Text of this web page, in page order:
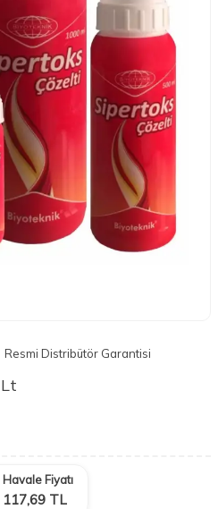
Resmi Distribütör Garantisi
Havale Fiyatı
117,69 TL